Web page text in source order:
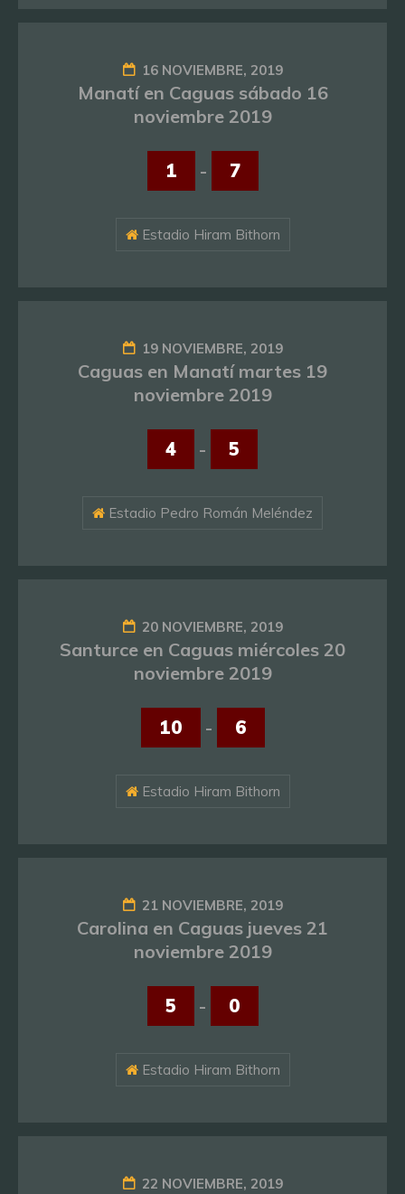
16 NOVIEMBRE, 2019
Manatí en Caguas sábado 16
noviembre 2019
1 - 7
Estadio Hiram Bithorn
19 NOVIEMBRE, 2019
Caguas en Manatí martes 19
noviembre 2019
4 - 5
Estadio Pedro Román Meléndez
20 NOVIEMBRE, 2019
Santurce en Caguas miércoles 20
noviembre 2019
10 - 6
Estadio Hiram Bithorn
21 NOVIEMBRE, 2019
Carolina en Caguas jueves 21
noviembre 2019
5 - 0
Estadio Hiram Bithorn
22 NOVIEMBRE, 2019